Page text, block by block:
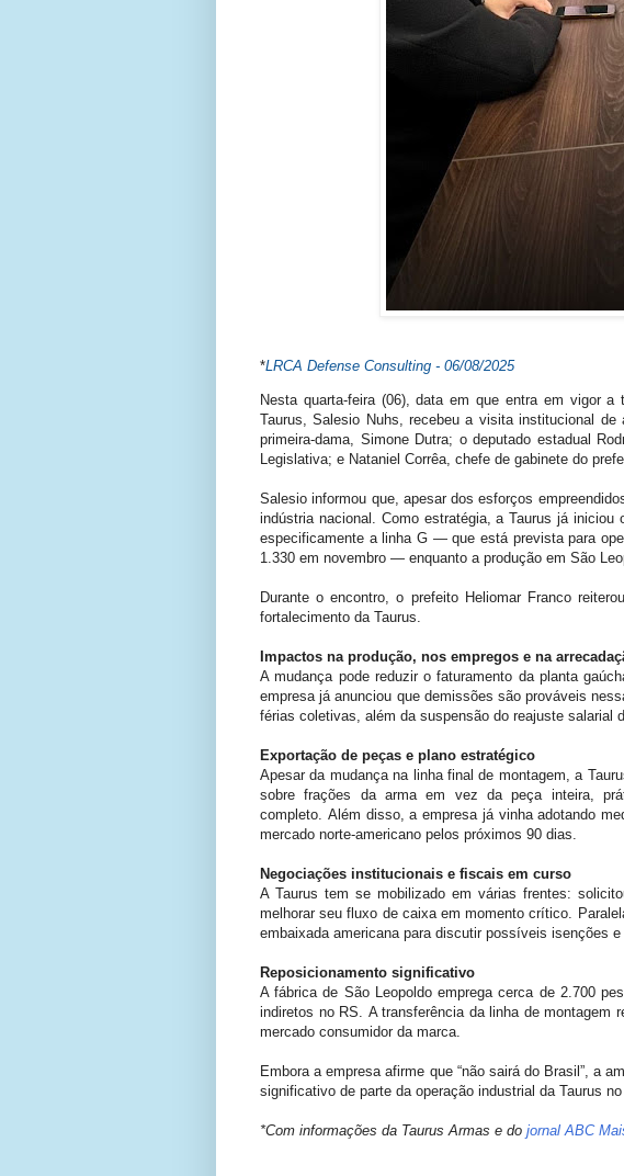
*LRCA Defense Consulting - 06/08/2025
Nesta quarta-feira (06), data em que entra em vigor
Taurus, Salesio Nuhs, recebeu a visita institucional
primeira-dama, Simone Dutra; o deputado estadual
Legislativa; e Nataniel Corrêa, chefe de gabinete do
Salesio informou que, apesar dos esforços
indústria nacional. Como estratégia, a Taurus já
especificamente a linha G — que está prevista para
1.330 em novembro — enquanto a produção em São
Durante o encontro, o prefeito Heliomar Franco
fortalecimento da Taurus.
Impactos na produção, nos empregos e na
A mudança pode reduzir o faturamento da planta
empresa já anunciou que demissões são prováveis
férias coletivas, além da suspensão do reajuste salarial
Exportação de peças e plano estratégico
Apesar da mudança na linha final de montagem, a
sobre frações da arma em vez da peça inteira,
completo. Além disso, a empresa já vinha adotando
mercado norte-americano pelos próximos 90 dias.
Negociações institucionais e fiscais em curso
A Taurus tem se mobilizado em várias frentes:
melhorar seu fluxo de caixa em momento crítico.
embaixada americana para discutir possíveis isenções
Reposicionamento significativo
A fábrica de São Leopoldo emprega cerca de 2.700
indiretos no RS. A transferência da linha de montagem
mercado consumidor da marca.
Embora a empresa afirme que “não sairá do Brasil”, a
significativo de parte da operação industrial da Taurus no
*Com informações da Taurus Armas e do jornal ABC